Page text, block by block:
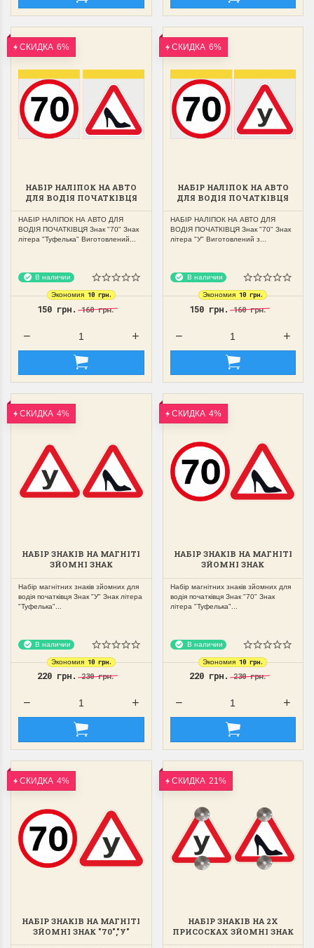
СКИДКА 6%
НАБІР НАЛІПОК НА АВТО
ДЛЯ ВОДІЯ ПОЧАТКІВЦЯ
НАБІР НАЛІПОК НА АВТО ДЛЯ
ВОДІЯ ПОЧАТКІВЦЯ Знак "70" Знак
літера "Туфелька" Виготовлений...
В наличии
Экономия 10 грн.
150 грн.160 грн.
СКИДКА 6%
НАБІР НАЛІПОК НА АВТО
ДЛЯ ВОДІЯ ПОЧАТКІВЦЯ
НАБІР НАЛІПОК НА АВТО ДЛЯ
ВОДІЯ ПОЧАТКІВЦЯ Знак "70" Знак
літера "У" Виготовлений з...
В наличии
Экономия 10 грн.
150 грн.160 грн.
СКИДКА 4%
НАБІР ЗНАКІВ НА МАГНІТІ
ЗЙОМНІ ЗНАК
Набір магнітних знаків зйомних для
водія початківця Знак "У" Знак літера
"Туфелька"...
В наличии
Экономия 10 грн.
220 грн.230 грн.
СКИДКА 4%
НАБІР ЗНАКІВ НА МАГНІТІ
ЗЙОМНІ ЗНАК
Набір магнітних знаків зйомних для
водія початківця Знак "70" Знак
літера "Туфелька"...
В наличии
Экономия 10 грн.
220 грн.230 грн.
СКИДКА 4%
НАБІР ЗНАКІВ НА МАГНІТІ
ЗЙОМНІ ЗНАК "70","У"
СКИДКА 21%
НАБІР ЗНАКІВ НА 2Х
ПРИСОСКАХ ЗЙОМНІ ЗНАК
"У","ТУФЕЛЬКА"